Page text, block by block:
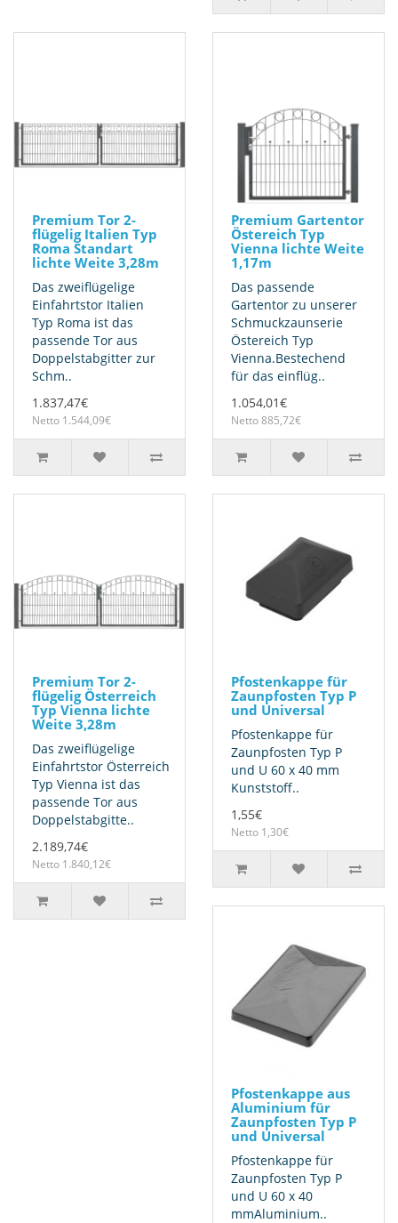
Premium Tor 2-
flügelig Italien Typ
Roma Standart
lichte Weite 3,28m
Das zweiflügelige
Einfahrtstor Italien
Typ Roma ist das
passende Tor aus
Doppelstabgitter zur
Schm..
1.837,47€
Netto 1.544,09€
Premium Gartentor
Östereich Typ
Vienna lichte Weite
1,17m
Das passende
Gartentor zu unserer
Schmuckzaunserie
Östereich Typ
Vienna.Bestechend
für das einflüg..
1.054,01€
Netto 885,72€
Premium Tor 2-
flügelig Österreich
Typ Vienna lichte
Weite 3,28m
Das zweiflügelige
Einfahrtstor Österreich
Typ Vienna ist das
passende Tor aus
Doppelstabgitte..
2.189,74€
Netto 1.840,12€
Pfostenkappe für
Zaunpfosten Typ P
und Universal
Pfostenkappe für
Zaunpfosten Typ P
und U 60 x 40 mm
Kunststoff..
1,55€
Netto 1,30€
Pfostenkappe aus
Aluminium für
Zaunpfosten Typ P
und Universal
Pfostenkappe für
Zaunpfosten Typ P
und U 60 x 40
mmAluminium..